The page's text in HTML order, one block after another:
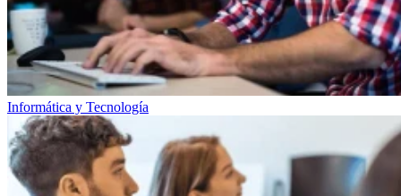
Informática y Tecnología